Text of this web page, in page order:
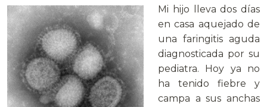
Mi hijo lleva dos días
en casa aquejado de
una faringitis aguda
diagnosticada por su
pediatra. Hoy ya no
ha tenido fiebre y
campa a sus anchas